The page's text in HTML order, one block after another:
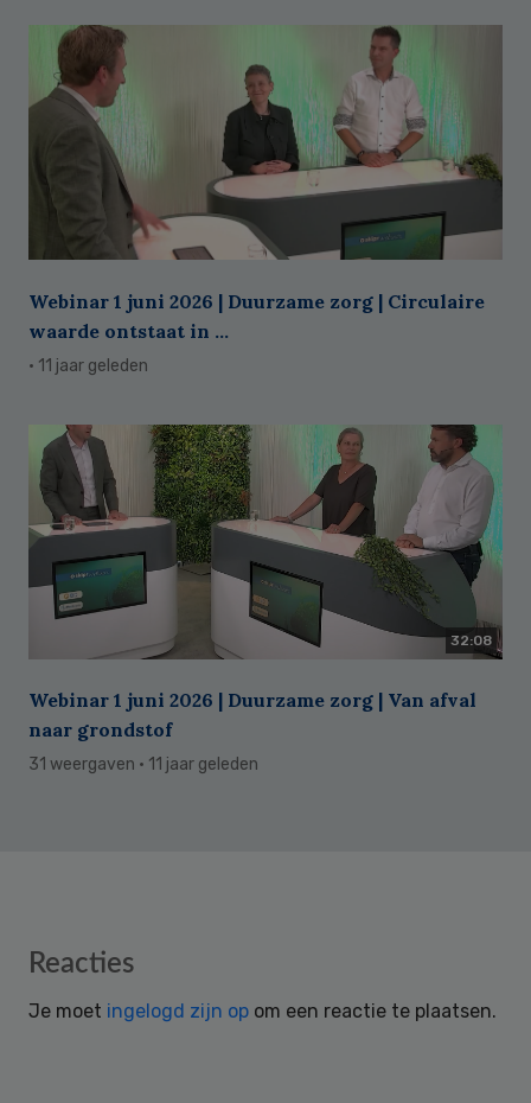
Webinar 1 juni 2026 | Duurzame zorg | Circulaire
waarde ontstaat in ...
· 11 jaar geleden
32:08
Webinar 1 juni 2026 | Duurzame zorg | Van afval
naar grondstof
31 weergaven · 11 jaar geleden
Reader
Reacties
Je moet ingelogd zijn op om een reactie te plaatsen.